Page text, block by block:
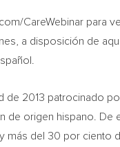
CareWebinar para
a disposición de
de 2013 patrocinado
de origen hispano.
más del 30 por